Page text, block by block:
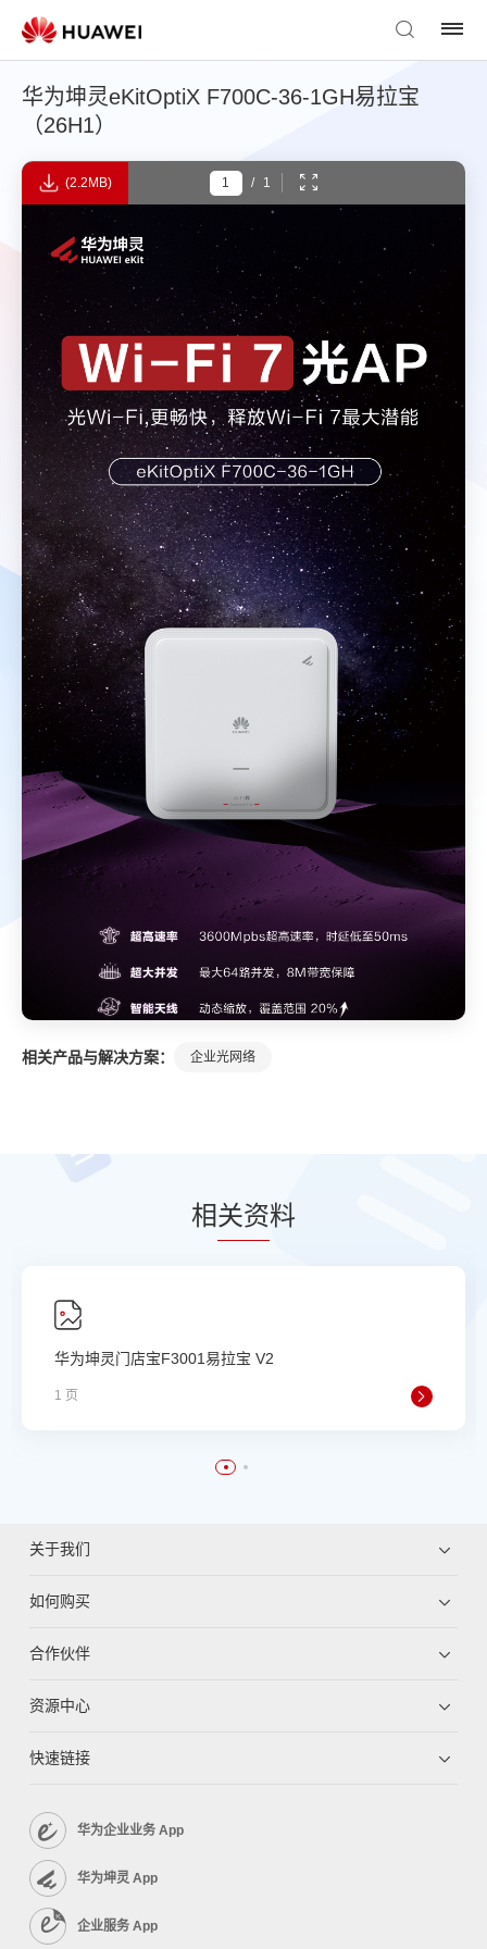
华为坤灵eKitOptiX F700C-36-1GH易拉宝
（26H1）
相关产品与解决方案： 企业光网络
(2.2MB) / 1
相关资料
华为坤灵门店宝F3001易拉宝 V2
1 页
关于我们
如何购买
合作伙伴
资源中心
快速链接
华为企业业务 App
华为坤灵 App
企业服务 App